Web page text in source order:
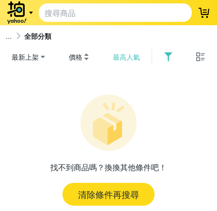
登
全部分類
最新上架 價格 最高人氣
找不到商品嗎？換換其他條件吧！
清除條件再搜尋